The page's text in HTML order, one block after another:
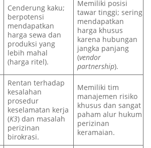
Cenderung kaku;
berpotensi
mendapatkan
harga sewa dan
produksi yang
lebih mahal
(harga ritel).
Memiliki posisi
tawar tinggi; sering
mendapatkan
harga khusus
karena hubungan
jangka panjang
(vendor
partnership).
Rentan terhadap
kesalahan
prosedur
keselamatan kerja
(K3) dan masalah
perizinan
birokrasi.
Memiliki tim
manajemen risiko
khusus dan sangat
paham alur hukum
perizinan
keramaian.